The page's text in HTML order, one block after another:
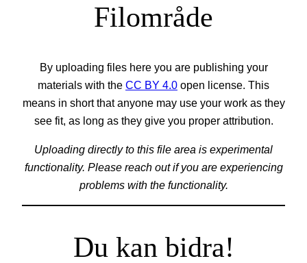
Filområde
By uploading files here you are publishing your
materials with the CC BY 4.0 open license. This
means in short that anyone may use your work as they
see fit, as long as they give you proper attribution.
Uploading directly to this file area is experimental
functionality. Please reach out if you are experiencing
problems with the functionality.
Du kan bidra!